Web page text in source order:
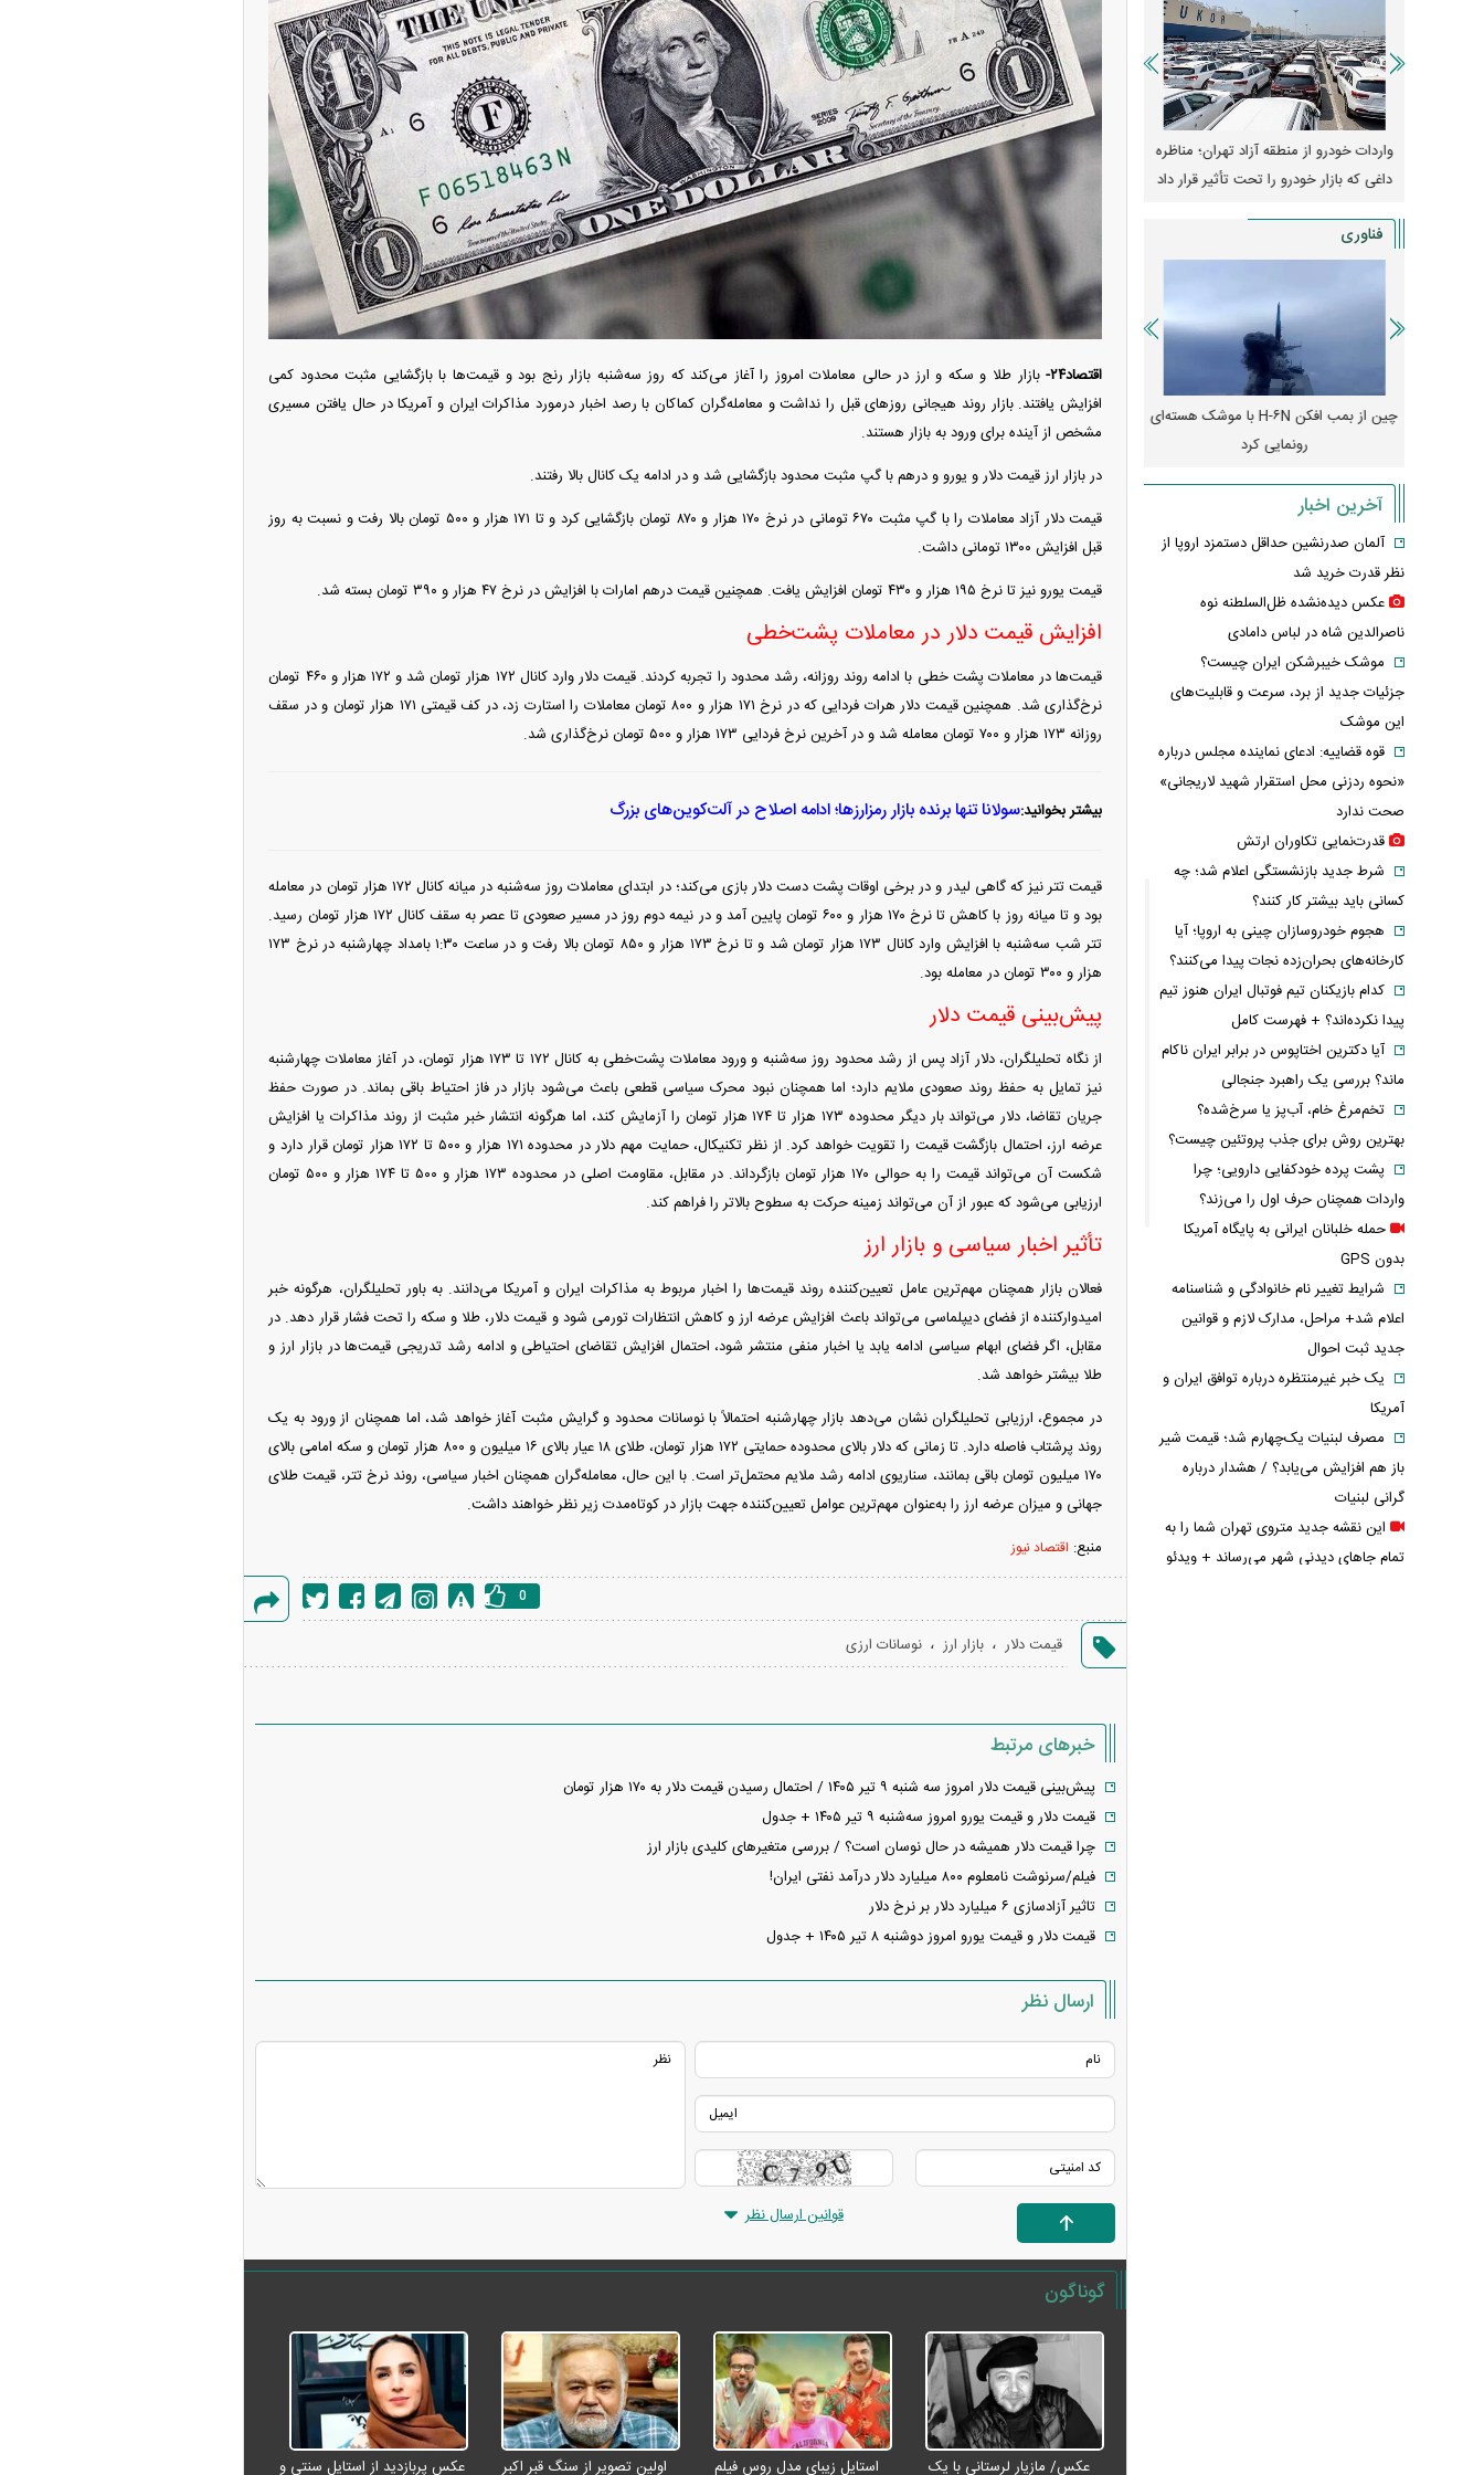
اقتصاد۲۴-
بازار طلا و سکه و ارز در حالی معاملات امروز را آغاز می‌کند که روز سه‌شنبه بازار رنج بود و قیمت‌ها با بازگشایی مثبت محدود کمی
افزایش یافتند. بازار روند هیجانی روز‌های قبل را نداشت و معامله‌گران کماکان با رصد اخبار درمورد مذاکرات ایران و آمریکا در حال یافتن مسیری
مشخص از آینده برای ورود به بازار هستند.
در بازار ارز قیمت دلار و یورو و درهم با گپ مثبت محدود بازگشایی شد و در ادامه یک کانال بالا رفتند.
قیمت دلار آزاد معاملات را با گپ مثبت ۶۷۰ تومانی در نرخ ۱۷۰ هزار و ۸۷۰ تومان بازگشایی کرد و تا ۱۷۱ هزار و ۵۰۰ تومان بالا رفت و نسبت به روز
قبل افزایش ۱۳۰۰ تومانی داشت.
قیمت یورو نیز تا نرخ ۱۹۵ هزار و ۴۳۰ تومان افزایش یافت. همچنین قیمت درهم امارات با افزایش در نرخ ۴۷ هزار و ۳۹۰ تومان بسته شد.
افزایش قیمت دلار در معاملات پشت‌خطی
قیمت‌ها در معاملات پشت خطی با ادامه روند روزانه، رشد محدود را تجربه کردند. قیمت دلار وارد کانال ۱۷۲ هزار تومان شد و ۱۷۲ هزار و ۴۶۰ تومان
نرخ‌گذاری شد. همچنین قیمت دلار هرات فردایی که در نرخ ۱۷۱ هزار و ۸۰۰ تومان معاملات را استارت زد، در کف قیمتی ۱۷۱ هزار تومان و در سقف
روزانه ۱۷۳ هزار و ۷۰۰ تومان معامله شد و در آخرین نرخ فردایی ۱۷۳ هزار و ۵۰۰ تومان نرخ‌گذاری شد.
بیشتر بخوانید:سولانا تنها برنده بازار رمزارزها؛ ادامه اصلاح در آلت‌کوین‌های بزرگ
قیمت تتر نیز که گاهی لیدر و در برخی اوقات پشت دست دلار بازی می‌کند؛ در ابتدای معاملات روز سه‌شنبه در میانه کانال ۱۷۲ هزار تومان در معامله
بود و تا میانه روز با کاهش تا نرخ ۱۷۰ هزار و ۶۰۰ تومان پایین آمد و در نیمه دوم روز در مسیر صعودی تا عصر به سقف کانال ۱۷۲ هزار تومان رسید.
تتر شب سه‌شنبه با افزایش وارد کانال ۱۷۳ هزار تومان شد و تا نرخ ۱۷۳ هزار و ۸۵۰ تومان بالا رفت و در ساعت ۱:۳۰ بامداد چهارشنبه در نرخ ۱۷۳
هزار و ۳۰۰ تومان در معامله بود.
پیش‌بینی قیمت دلار
از نگاه تحلیلگران، دلار آزاد پس از رشد محدود روز سه‌شنبه و ورود معاملات پشت‌خطی به کانال ۱۷۲ تا ۱۷۳ هزار تومان، در آغاز معاملات چهارشنبه
نیز تمایل به حفظ روند صعودی ملایم دارد؛ اما همچنان نبود محرک سیاسی قطعی باعث می‌شود بازار در فاز احتیاط باقی بماند. در صورت حفظ
جریان تقاضا، دلار می‌تواند بار دیگر محدوده ۱۷۳ هزار تا ۱۷۴ هزار تومان را آزمایش کند، اما هرگونه انتشار خبر مثبت از روند مذاکرات یا افزایش
عرضه ارز، احتمال بازگشت قیمت را تقویت خواهد کرد. از نظر تکنیکال، حمایت مهم دلار در محدوده ۱۷۱ هزار و ۵۰۰ تا ۱۷۲ هزار تومان قرار دارد و
شکست آن می‌تواند قیمت را به حوالی ۱۷۰ هزار تومان بازگرداند. در مقابل، مقاومت اصلی در محدوده ۱۷۳ هزار و ۵۰۰ تا ۱۷۴ هزار و ۵۰۰ تومان
ارزیابی می‌شود که عبور از آن می‌تواند زمینه حرکت به سطوح بالاتر را فراهم کند.
تأثیر اخبار سیاسی و بازار ارز
فعالان بازار همچنان مهم‌ترین عامل تعیین‌کننده روند قیمت‌ها را اخبار مربوط به مذاکرات ایران و آمریکا می‌دانند. به باور تحلیلگران، هرگونه خبر
امیدوارکننده از فضای دیپلماسی می‌تواند باعث افزایش عرضه ارز و کاهش انتظارات تورمی شود و قیمت دلار، طلا و سکه را تحت فشار قرار دهد. در
مقابل، اگر فضای ابهام سیاسی ادامه یابد یا اخبار منفی منتشر شود، احتمال افزایش تقاضای احتیاطی و ادامه رشد تدریجی قیمت‌ها در بازار ارز و
طلا بیشتر خواهد شد.
در مجموع، ارزیابی تحلیلگران نشان می‌دهد بازار چهارشنبه احتمالاً با نوسانات محدود و گرایش مثبت آغاز خواهد شد، اما همچنان از ورود به یک
روند پرشتاب فاصله دارد. تا زمانی که دلار بالای محدوده حمایتی ۱۷۲ هزار تومان، طلای ۱۸ عیار بالای ۱۶ میلیون و ۸۰۰ هزار تومان و سکه امامی بالای
۱۷۰ میلیون تومان باقی بمانند، سناریوی ادامه رشد ملایم محتمل‌تر است. با این حال، معامله‌گران همچنان اخبار سیاسی، روند نرخ تتر، قیمت طلای
جهانی و میزان عرضه ارز را به‌عنوان مهم‌ترین عوامل تعیین‌کننده جهت بازار در کوتاه‌مدت زیر نظر خواهند داشت.
منبع: اقتصاد نیوز
گزارش
0
قیمت دلار ، بازار ارز ، نوسانات ارزی
خبرهای مرتبط
پیش‌بینی قیمت دلار امروز سه شنبه ۹ تیر ۱۴۰۵ / احتمال رسیدن قیمت دلار به ۱۷۰ هزار تومان
قیمت دلار و قیمت یورو امروز سه‌شنبه ۹ تیر ۱۴۰۵ + جدول
چرا قیمت دلار همیشه در حال نوسان است؟ / بررسی متغیر‌های کلیدی بازار ارز
فیلم/سرنوشت نامعلوم ۸۰۰ میلیارد دلار درآمد نفتی ایران!
تاثیر آزادسازی ۶ میلیارد دلار بر نرخ دلار
قیمت دلار و قیمت یورو امروز دوشنبه ۸ تیر ۱۴۰۵ + جدول
ارسال نظر
قوانین ارسال نظر
گوناگون
عکس/ مازیار لرستانی با یک استایل زیبای مدل روس فیلم اولین تصویر از سنگ قبر اکبر عکس پربازدید از استایل سنتی و
واردات خودرو از منطقه آزاد تهران؛ مناظره
داغی که بازار خودرو را تحت تأثیر قرار داد
قیمت خودرو وارد فاز جدید شد/ اولین
واکنش بازار به تحولات سیاسی + جدول
هجوم خودروسازان چینی به اروپا؛ آیا
کارخانه‌های بحران‌زده نجات پیدا می‌کنند؟
واردات خودرو از منطقه آزاد تهران؛ مناظره
داغی که بازار خودرو را تحت تأثیر قرار داد
فناوری
چین از بمب افکن H-۶N با موشک هسته‌ای
رونمایی کرد
پهپاد رهگیر یا موشک پدافند؛ قدرت تهدید
کدامیک بیشتر است؟
رونمایی از پوکو M ۸ پاور با باتری ۸۰۰۰
چین از بمب افکن H-۶N با موشک هسته‌ای
آخرین اخبار
آلمان صدرنشین حداقل دستمزد اروپا از
نظر قدرت خرید شد
عکس دیده‌نشده ظل‌السلطنه نوه
ناصرالدین شاه در لباس دامادی
موشک خیبرشکن ایران چیست؟
جزئیات جدید از برد، سرعت و قابلیت‌های
این موشک
قوه قضاییه: ادعای نماینده مجلس درباره
«نحوه ردزنی محل استقرار شهید لاریجانی»
صحت ندارد
قدرت‌نمایی تکاوران ارتش
شرط جدید بازنشستگی اعلام شد؛ چه
کسانی باید بیشتر کار کنند؟
هجوم خودروسازان چینی به اروپا؛ آیا
کارخانه‌های بحران‌زده نجات پیدا می‌کنند؟
کدام بازیکنان تیم فوتبال ایران هنوز تیم
پیدا نکرده‌اند؟ + فهرست کامل
آیا دکترین اختاپوس در برابر ایران ناکام
ماند؟ بررسی یک راهبرد جنجالی
تخم‌مرغ خام، آب‌پز یا سرخ‌شده؟
بهترین روش برای جذب پروتئین چیست؟
پشت پرده خودکفایی دارویی؛ چرا
واردات همچنان حرف اول را می‌زند؟
حمله خلبانان ایرانی به پایگاه آمریکا
بدون GPS
شرایط تغییر نام خانوادگی و شناسنامه
اعلام شد+ مراحل، مدارک لازم و قوانین
جدید ثبت احوال
یک خبر غیرمنتظره درباره توافق ایران و
آمریکا
مصرف لبنیات یک‌چهارم شد؛ قیمت شیر
باز هم افزایش می‌یابد؟ / هشدار درباره
گرانی لبنیات
این نقشه جدید متروی تهران شما را به
تمام جاهای دیدنی شهر می‌رساند + ویدئو